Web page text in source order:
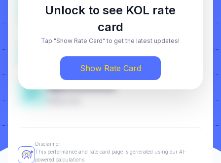
RpXXXXXXX
RpXXXXXXX
Boost Code Ads
RpXXXXXXX
Unlock to see KOL rate
card
Tap "Show Rate Card" to get the latest updates!
Show Rate Card
Disclaimer:
This performance and rate card page is generated using our AI-
powered calculations.